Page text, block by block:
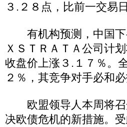
３.２８点，比前一交易
有机构预测，中国下
ＸＳＴＲＡＴＡ公司计
收盘价上涨３.１７％。
２％，其竞争对手必和
欧盟领导人本周将召
决欧债危机的新措施。